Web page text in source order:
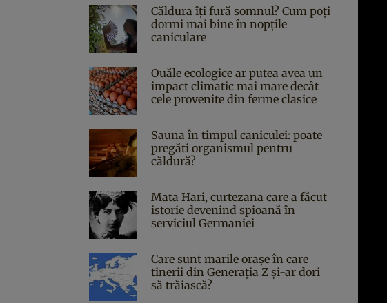
Căldura îți fură somnul? Cum poți
dormi mai bine în nopțile
caniculare
Ouăle ecologice ar putea avea un
impact climatic mai mare decât
cele provenite din ferme clasice
Sauna în timpul caniculei: poate
pregăti organismul pentru
căldură?
Mata Hari, curtezana care a făcut
istorie devenind spioană în
serviciul Germaniei
Care sunt marile orașe în care
tinerii din Generația Z și-ar dori
să trăiască?